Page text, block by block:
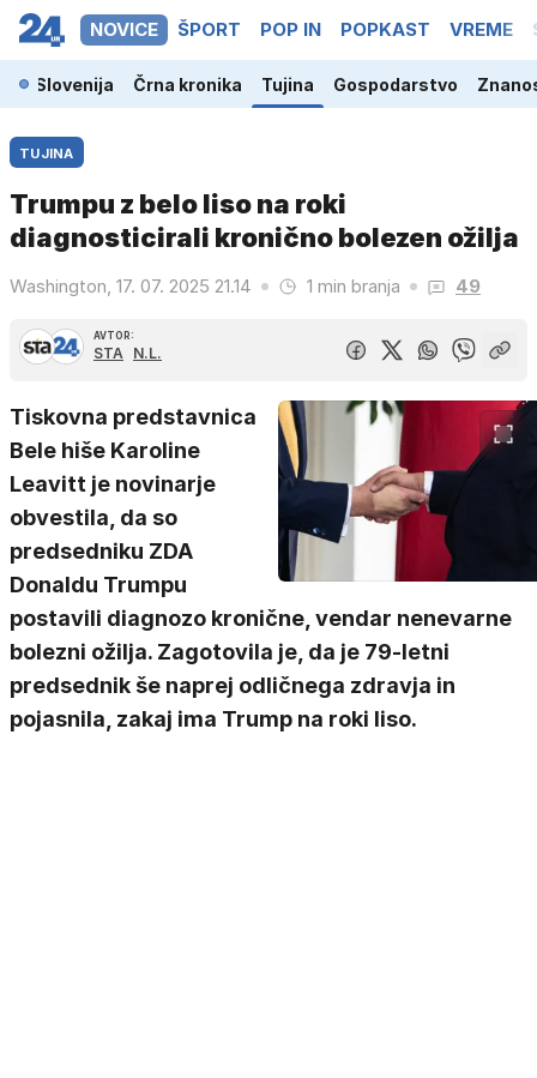
NOVICE ŠPORT POP IN POPKAST VREME
Slovenija Črna kronika Tujina Gospodarstvo
TUJINA
Trumpu z belo liso na roki
diagnosticirali kronično bolezen ožilja
Washington, 17. 07. 2025 21.14 1 min branja 49
AVTOR:
STA N.L.
Tiskovna predstavnica
Bele hiše Karoline
Leavitt je novinarje
obvestila, da so
predsedniku ZDA
Donaldu Trumpu
postavili diagnozo kronične, vendar nenevarne
bolezni ožilja. Zagotovila je, da je 79-letni
predsednik še naprej odličnega zdravja in
pojasnila, zakaj ima Trump na roki liso.